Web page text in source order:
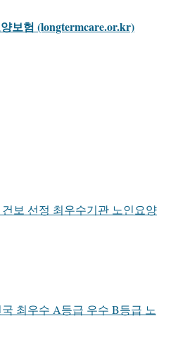
보험 (longtermcare.or.kr)
보 선정 최우수기관 노인요양
최우수 A등급 우수 B등급 노